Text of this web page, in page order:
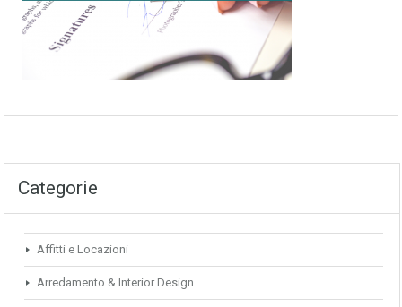
Categorie
Affitti e Locazioni
Arredamento & Interior Design